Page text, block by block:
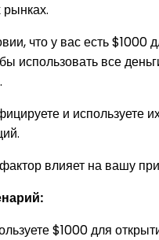
что у вас есть $1000
использовать все
и используете
фактор влияет на вашу
$1000 для